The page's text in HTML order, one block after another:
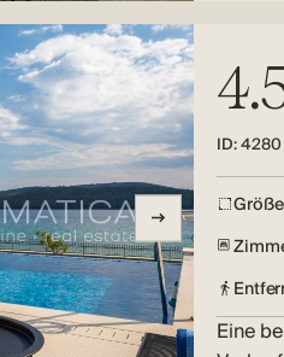
ID: 4280
Größe
Eine